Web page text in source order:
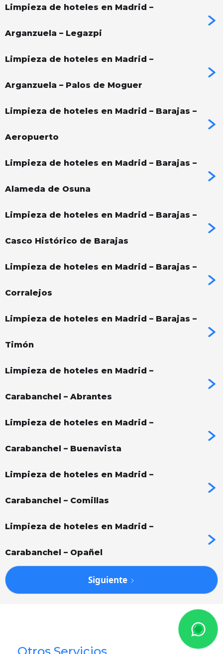
Limpieza de hoteles en Madrid –
Arganzuela – Legazpi
Limpieza de hoteles en Madrid –
Arganzuela – Palos de Moguer
Limpieza de hoteles en Madrid – Barajas –
Aeropuerto
Limpieza de hoteles en Madrid – Barajas –
Alameda de Osuna
Limpieza de hoteles en Madrid – Barajas –
Casco Histórico de Barajas
Limpieza de hoteles en Madrid – Barajas –
Corralejos
Limpieza de hoteles en Madrid – Barajas –
Timón
Limpieza de hoteles en Madrid –
Carabanchel – Abrantes
Limpieza de hoteles en Madrid –
Carabanchel – Buenavista
Limpieza de hoteles en Madrid –
Carabanchel – Comillas
Limpieza de hoteles en Madrid –
Carabanchel – Opañel
Siguiente